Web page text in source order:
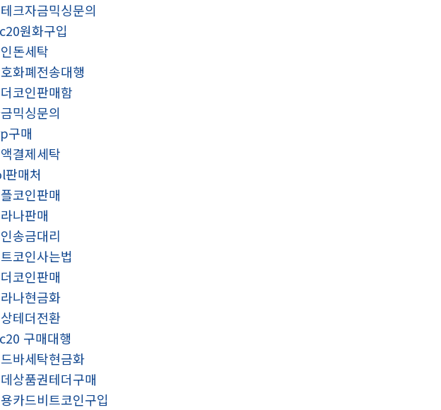
크자금믹싱문의
원화구입
돈세탁
화폐전송대행
코인판매함
믹싱문의
구매
결제세탁
판매처
코인판매
나판매
송금대리
코인사는법
코인판매
나현금화
테더전환
구매대행
바세탁현금화
상품권테더구매
카드비트코인구입